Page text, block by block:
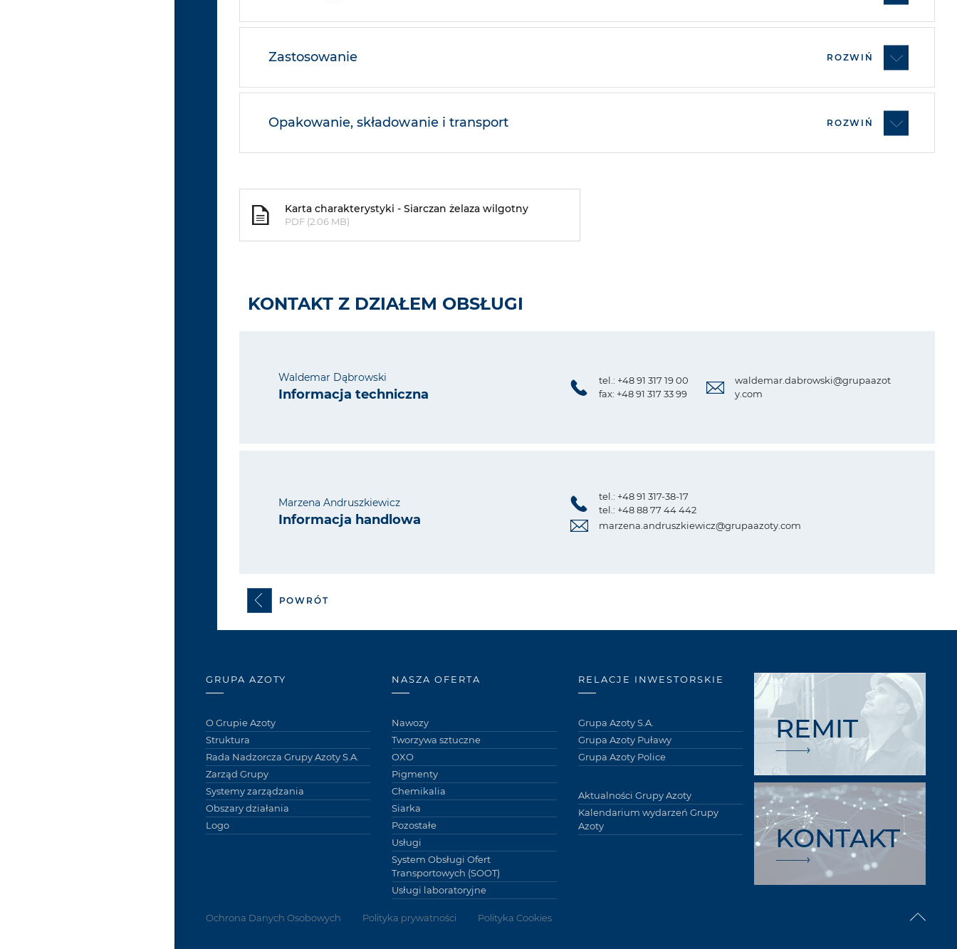
Zastosowanie ROZWIŃ
Opakowanie, składowanie i transport ROZWIŃ
Karta charakterystyki - Siarczan żelaza wilgotny
PDF (2.06 MB)
KONTAKT Z DZIAŁEM OBSŁUGI
Waldemar Dąbrowski
Informacja techniczna
tel.: +48 91 317 19 00
fax: +48 91 317 33 99
waldemar.dabrowski@grupaazot
y.com
Marzena Andruszkiewicz
Informacja handlowa
tel.: +48 91 317-38-17
tel.: +48 88 77 44 442
marzena.andruszkiewicz@grupaazoty.com
POWRÓT
GRUPA AZOTY
O Grupie Azoty
Struktura
Rada Nadzorcza Grupy Azoty S.A.
Zarząd Grupy
Systemy zarządzania
Obszary działania
Logo
NASZA OFERTA
Nawozy
Tworzywa sztuczne
OXO
Pigmenty
Chemikalia
Siarka
Pozostałe
Usługi
System Obsługi Ofert
Transportowych (SOOT)
Usługi laboratoryjne
RELACJE INWESTORSKIE
Grupa Azoty S.A.
Grupa Azoty Puławy
Grupa Azoty Police
Aktualności Grupy Azoty
Kalendarium wydarzeń Grupy
Azoty
REMIT
KONTAKT
Ochrona Danych Osobowych Polityka prywatności Polityka Cookies